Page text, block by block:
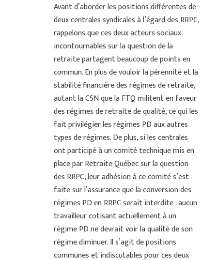
Avant d’aborder les positions différentes de
deux centrales syndicales à l’égard des RRPC,
rappelons que ces deux acteurs sociaux
incontournables sur la question de la
retraite partagent beaucoup de points en
commun. En plus de vouloir la pérennité et la
stabilité financière des régimes de retraite,
autant la CSN que la FTQ militent en faveur
des régimes de retraite de qualité, ce qui les
fait privilégier les régimes PD aux autres
types de régimes. De plus, si les centrales
ont participé à un comité technique mis en
place par Retraite Québec sur la question
des RRPC, leur adhésion à ce comité s’est
faite sur l’assurance que la conversion des
régimes PD en RRPC serait interdite : aucun
travailleur cotisant actuellement à un
régime PD ne devrait voir la qualité de son
régime diminuer. Il s’agit de positions
communes et indiscutables pour ces deux